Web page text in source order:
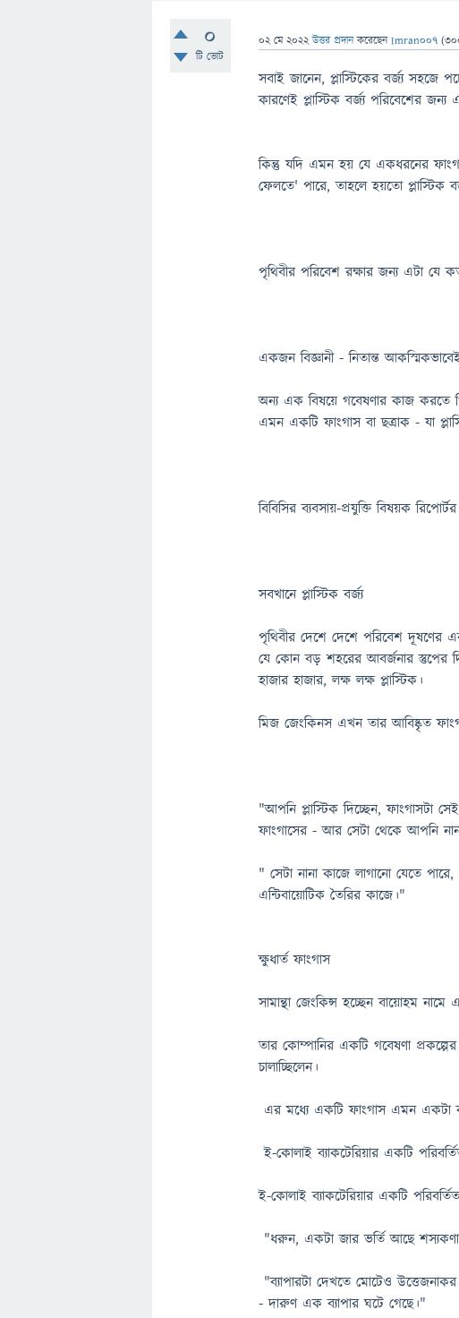
0
টি ভোট
02 মে 2022 উত্তর প্রদান করেছেনImran007 (
সবাই জানেন, প্লাস্টিকের বর্জ্য
কারণেই প্লাস্টিক বর্জ্য পরিবেশের
কিন্তু যদি এমন হয় যে একধরনের
ফেলতে' পারে, তাহলে হয়তো প্লাস্টিক
পৃথিবীর পরিবেশ রক্ষার জন্য এটা যে
একজন বিজ্ঞানী - নিতান্ত
অন্য এক বিষয়ে গবেষণার কাজ করতে
এমন একটি ফাংগাস বা ছত্রাক - যা
বিবিসির ব্যবসায়-প্রযুক্তি বিষয়ক
সবখানে প্লাস্টিক বর্জ্য
পৃথিবীর দেশে দেশে পরিবেশ দূষণের
যে কোন বড় শহরের আবর্জনার স্তুপের
হাজার হাজার, লক্ষ লক্ষ প্লাস্টিক।
মিজ জেংকিনস এখন তার আবিষ্কৃত
"আপনি প্লাস্টিক দিচ্ছেন, ফাংগাসটা
ফাংগাসের - আর সেটা থেকে আপনি
" সেটা নানা কাজে লাগানো যেতে
এন্টিবায়োটিক তৈরির কাজে।"
ক্ষুধার্ত ফাংগাস
সামান্থা জেংকিন্স হচ্ছেন বায়োহম নামে
তার কোম্পানির একটি গবেষণা
চালাচ্ছিলেন।
এর মধ্যে একটি ফাংগাস এমন একটা
ই-কোলাই ব্যাকটেরিয়ার একটি
ই-কোলাই ব্যাকটেরিয়ার একটি
"ধরুন, একটা জার ভর্তি আছে
"ব্যাপারটা দেখতে মোটেও
- দারুণ এক ব্যাপার ঘটে গেছে।"